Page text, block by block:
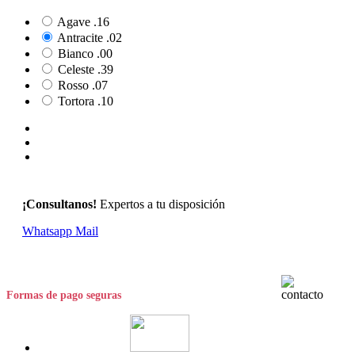
Agave .16
Antracite .02
Bianco .00
Celeste .39
Rosso .07
Tortora .10
¡Consultanos! Expertos a tu disposición
Whatsapp Mail
Formas de pago seguras